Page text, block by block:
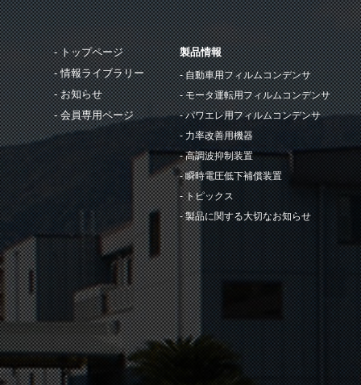
トップページ
情報ライブラリー
お知らせ
会員専用ページ
製品情報
自動車用フィルムコンデンサ
モータ運転用フィルムコンデンサ
パワエレ用フィルムコンデンサ
力率改善用機器
高調波抑制装置
瞬時電圧低下補償装置
トピックス
製品に関する大切なお知らせ